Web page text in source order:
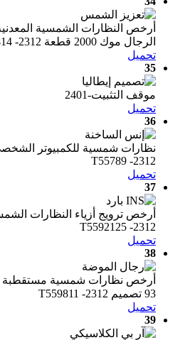
الرجال موك 2000 قطعة K84814 -2312
تحميل
35
موقف التثبيت-2401
تحميل
36
T55789 -2312
تحميل
37
T5592125 -2312
تحميل
38
93 تصميم T559811 -2312
تحميل
39